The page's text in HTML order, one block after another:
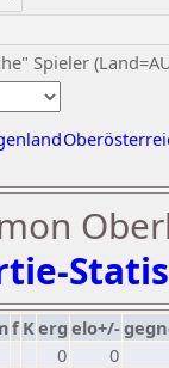
Spieler
f Kerg elo+/-
0
0